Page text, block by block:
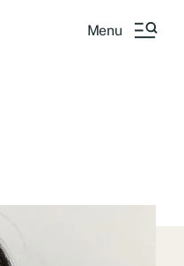
Menu